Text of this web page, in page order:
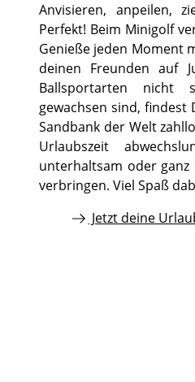
Anvisieren, anpeilen,
Perfekt! Beim Minigolf
Genieße jeden Moment
deinen Freunden auf
Ballsportarten
gewachsen sind, findest
Sandbank der Welt
Urlaubszeit
unterhaltsam oder
verbringen. Viel Spaß
Jetzt deine